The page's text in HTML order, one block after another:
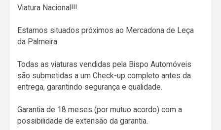
Viatura Nacional!!!
Estamos situados próximos ao Mercadona de Leça
da Palmeira
Todas as viaturas vendidas pela Bispo Automóveis
são submetidas a um Check-up completo antes da
entrega, garantindo segurança e qualidade.
Garantia de 18 meses (por mutuo acordo) com a
possibilidade de extensão da garantia.